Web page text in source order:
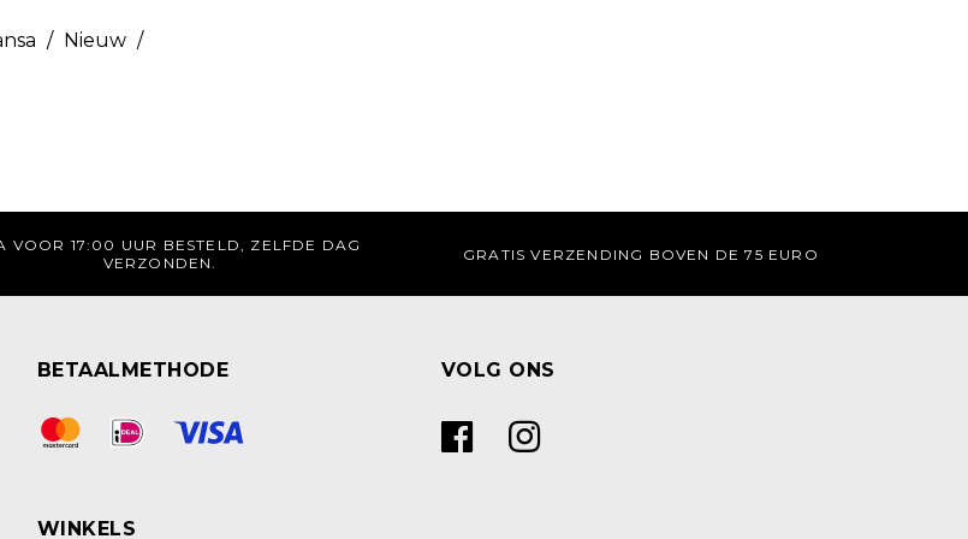
/ Nieuw /
VOOR 17:00 UUR BESTELD, ZELFDE DAG
VERZONDEN.
GRATIS VERZENDING BOVEN DE 75 EURO
BETAALMETHODE VOLG ONS
WINKELS